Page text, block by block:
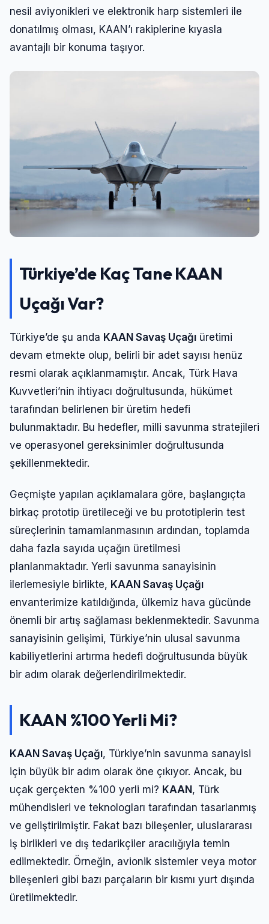
nesil aviyonikleri ve elektronik harp sistemleri ile
donatılmış olması, KAAN’ı rakiplerine kıyasla
avantajlı bir konuma taşıyor.
Türkiye’de Kaç Tane KAAN
Uçağı Var?
Türkiye’de şu anda KAAN Savaş Uçağı üretimi
devam etmekte olup, belirli bir adet sayısı henüz
resmi olarak açıklanmamıştır. Ancak, Türk Hava
Kuvvetleri’nin ihtiyacı doğrultusunda, hükümet
tarafından belirlenen bir üretim hedefi
bulunmaktadır. Bu hedefler, milli savunma stratejileri
ve operasyonel gereksinimler doğrultusunda
şekillenmektedir.
Geçmişte yapılan açıklamalara göre, başlangıçta
birkaç prototip üretileceği ve bu prototiplerin test
süreçlerinin tamamlanmasının ardından, toplamda
daha fazla sayıda uçağın üretilmesi
planlanmaktadır. Yerli savunma sanayisinin
ilerlemesiyle birlikte, KAAN Savaş Uçağı
envanterimize katıldığında, ülkemiz hava gücünde
önemli bir artış sağlaması beklenmektedir. Savunma
sanayisinin gelişimi, Türkiye’nin ulusal savunma
kabiliyetlerini artırma hedefi doğrultusunda büyük
bir adım olarak değerlendirilmektedir.
KAAN %100 Yerli Mi?
KAAN Savaş Uçağı, Türkiye’nin savunma sanayisi
için büyük bir adım olarak öne çıkıyor. Ancak, bu
uçak gerçekten %100 yerli mi? KAAN , Türk
mühendisleri ve teknologları tarafından tasarlanmış
ve geliştirilmiştir. Fakat bazı bileşenler, uluslararası
iş birlikleri ve dış tedarikçiler aracılığıyla temin
edilmektedir. Örneğin, avionik sistemler veya motor
bileşenleri gibi bazı parçaların bir kısmı yurt dışında
üretilmektedir.